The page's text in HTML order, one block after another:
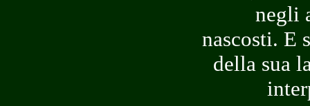
negli
nascosti. E
della sua